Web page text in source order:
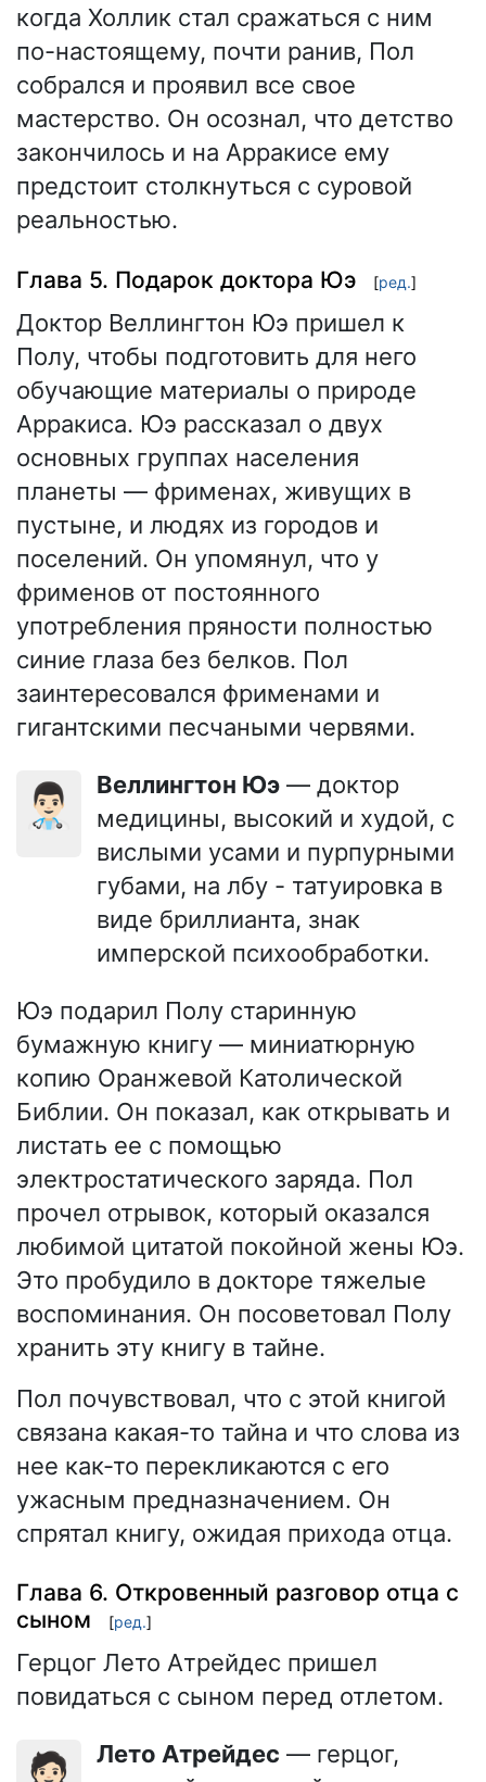
когда Холлик стал сражаться с ним
по-настоящему, почти ранив, Пол
собрался и проявил все свое
мастерство. Он осознал, что детство
закончилось и на Арракисе ему
предстоит столкнуться с суровой
реальностью.
Глава 5. Подарок доктора Юэ [ред.]
Доктор Веллингтон Юэ пришел к
Полу, чтобы подготовить для него
обучающие материалы о природе
Арракиса. Юэ рассказал о двух
основных группах населения
планеты — фрименах, живущих в
пустыне, и людях из городов и
поселений. Он упомянул, что у
фрименов от постоянного
употребления пряности полностью
синие глаза без белков. Пол
заинтересовался фрименами и
гигантскими песчаными червями.
👨🏻‍⚕️ Веллингтон Юэ — доктор
медицины, высокий и худой, с
вислыми усами и пурпурными
губами, на лбу - татуировка в
виде бриллианта, знак
имперской психообработки.
Юэ подарил Полу старинную
бумажную книгу — миниатюрную
копию Оранжевой Католической
Библии. Он показал, как открывать и
листать ее с помощью
электростатического заряда. Пол
прочел отрывок, который оказался
любимой цитатой покойной жены Юэ.
Это пробудило в докторе тяжелые
воспоминания. Он посоветовал Полу
хранить эту книгу в тайне.
Пол почувствовал, что с этой книгой
связана какая-то тайна и что слова из
нее как-то перекликаются с его
ужасным предназначением. Он
спрятал книгу, ожидая прихода отца.
Глава 6. Откровенный разговор отца с
сыном
[ред.]
Герцог Лето Атрейдес пришел
повидаться с сыном перед отлетом.
Лето Атрейдес — герцог,